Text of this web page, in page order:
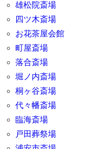
雄松院斎場
四ツ木斎場
お花茶屋会館
町屋斎場
落合斎場
堀ノ内斎場
桐ヶ谷斎場
代々幡斎場
臨海斎場
戸田葬祭場